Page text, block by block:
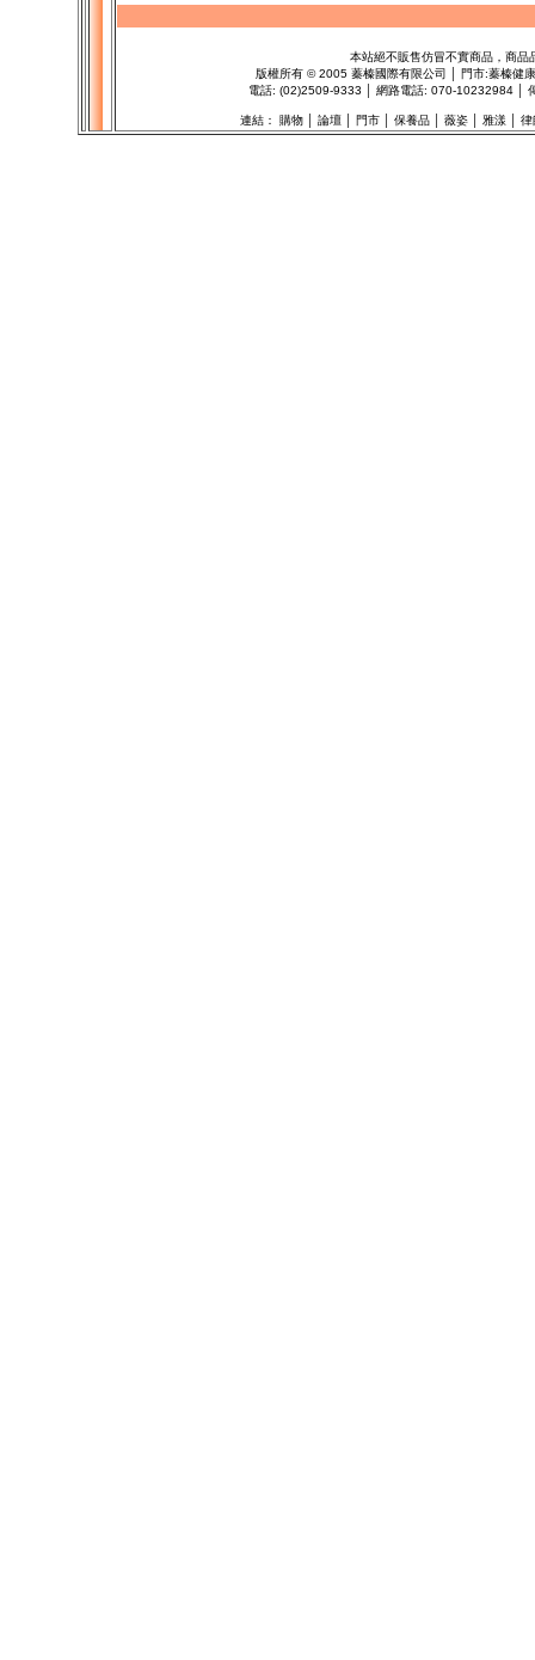
本站絕不販售仿冒不實商品，商品
版權所有 ©2005 蓁榛國際有限公司 │ 門市:蓁榛健
電話: (02)2509-9333 │ 網路電話: 070-10232984 │
連結： 購物│ 論壇│ 門市│ 保養品│ 薇姿│ 雅漾 律